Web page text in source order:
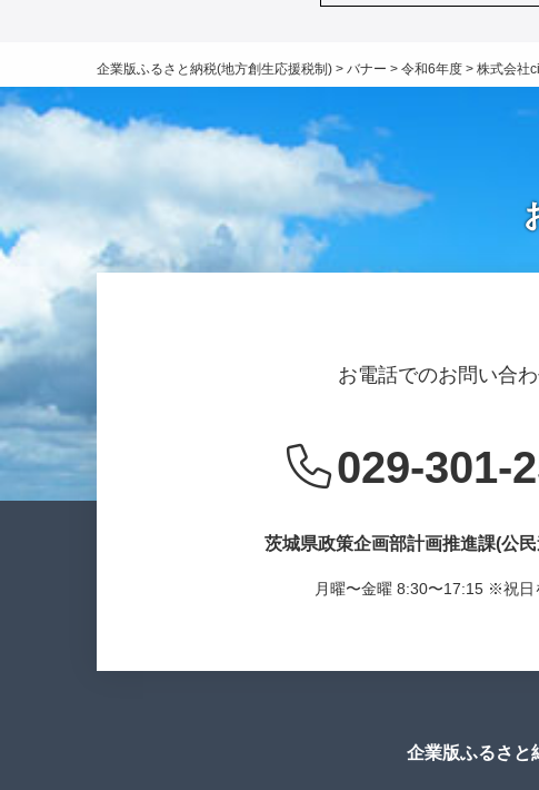
企業版ふるさと納税(地方創生応援税制) > バナー > 令和6年度 > 株式会社
お電話でのお問い合
029-301-
茨城県政策企画部計画推進課(公
月曜〜金曜 8:30〜17:15 ※祝日
企業版ふるさと